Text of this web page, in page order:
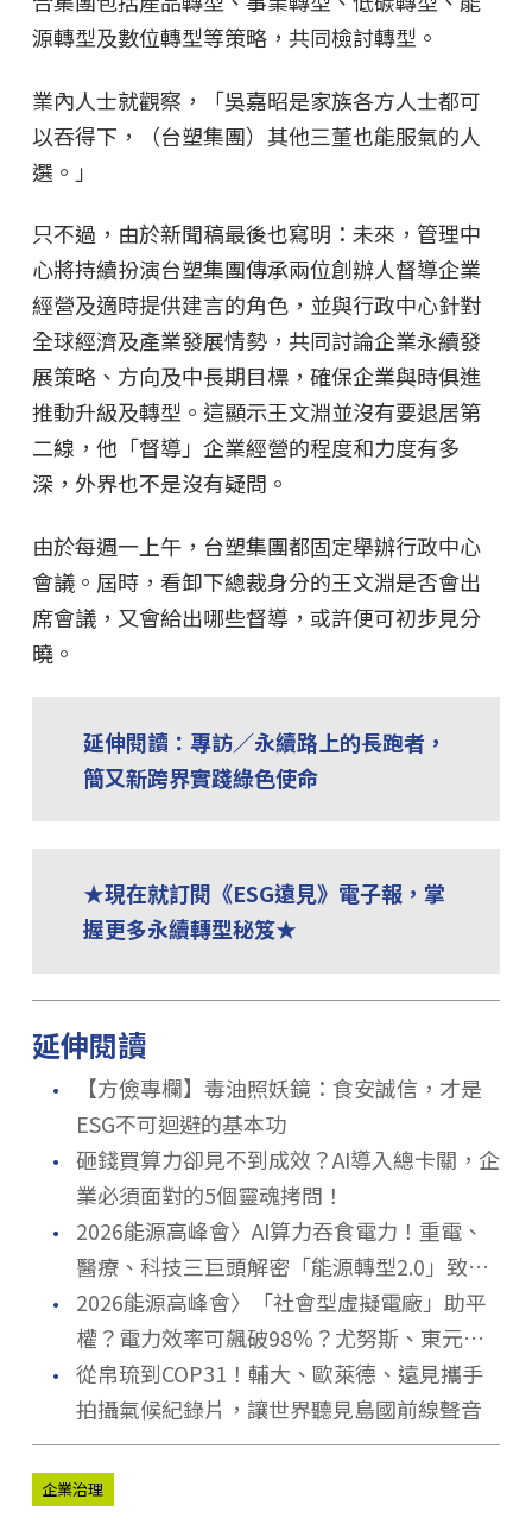
源轉型及數位轉型等策略，共同檢討轉型。
業內人士就觀察，「吳嘉昭是家族各方人士都可
以吞得下，（台塑集團）其他三董也能服氣的人
選。」
只不過，由於新聞稿最後也寫明：未來，管理中
心將持續扮演台塑集團傳承兩位創辦人督導企業
經營及適時提供建言的角色，並與行政中心針對
全球經濟及產業發展情勢，共同討論企業永續發
展策略、方向及中長期目標，確保企業與時俱進
推動升級及轉型。這顯示王文淵並沒有要退居第
二線，他「督導」企業經營的程度和力度有多
深，外界也不是沒有疑問。
由於每週一上午，台塑集團都固定舉辦行政中心
會議。屆時，看卸下總裁身分的王文淵是否會出
席會議，又會給出哪些督導，或許便可初步見分
曉。
延伸閱讀：專訪／永續路上的長跑者，
簡又新跨界實踐綠色使命
★現在就訂閱《ESG遠見》電子報，掌
握更多永續轉型秘笈★
延伸閱讀
．
【方儉專欄】毒油照妖鏡：食安誠信，才是
ESG不可迴避的基本功
． 砸錢買算力卻見不到成效？AI導入總卡關，企
業必須面對的5個靈魂拷問！
．
2026能源高峰會〉AI算力吞食電力！重電、
醫療、科技三巨頭解密「能源轉型2.0」致勝
關鍵
．
2026能源高峰會〉「社會型虛擬電廠」助平
權？電力效率可飆破98％？尤努斯、東元端
能源升級解方
． 從帛琉到COP31！輔大、歐萊德、遠見攜手
拍攝氣候紀錄片，讓世界聽見島國前線聲音
企業治理